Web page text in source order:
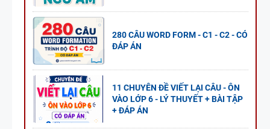
280 CÂU WORD FORM - C1 - C2 - CÓ
ĐÁP ÁN
11 CHUYÊN ĐỀ VIẾT LẠI CÂU - ÔN
VÀO LỚP 6 - LÝ THUYẾT + BÀI TẬP
+ ĐÁP ÁN